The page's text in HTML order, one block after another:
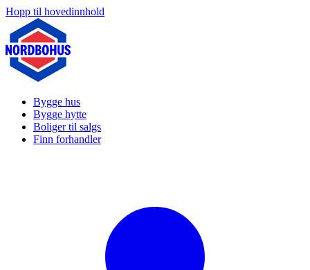
Hopp til hovedinnhold
Bygge hus
Bygge hytte
Boliger til salgs
Finn forhandler